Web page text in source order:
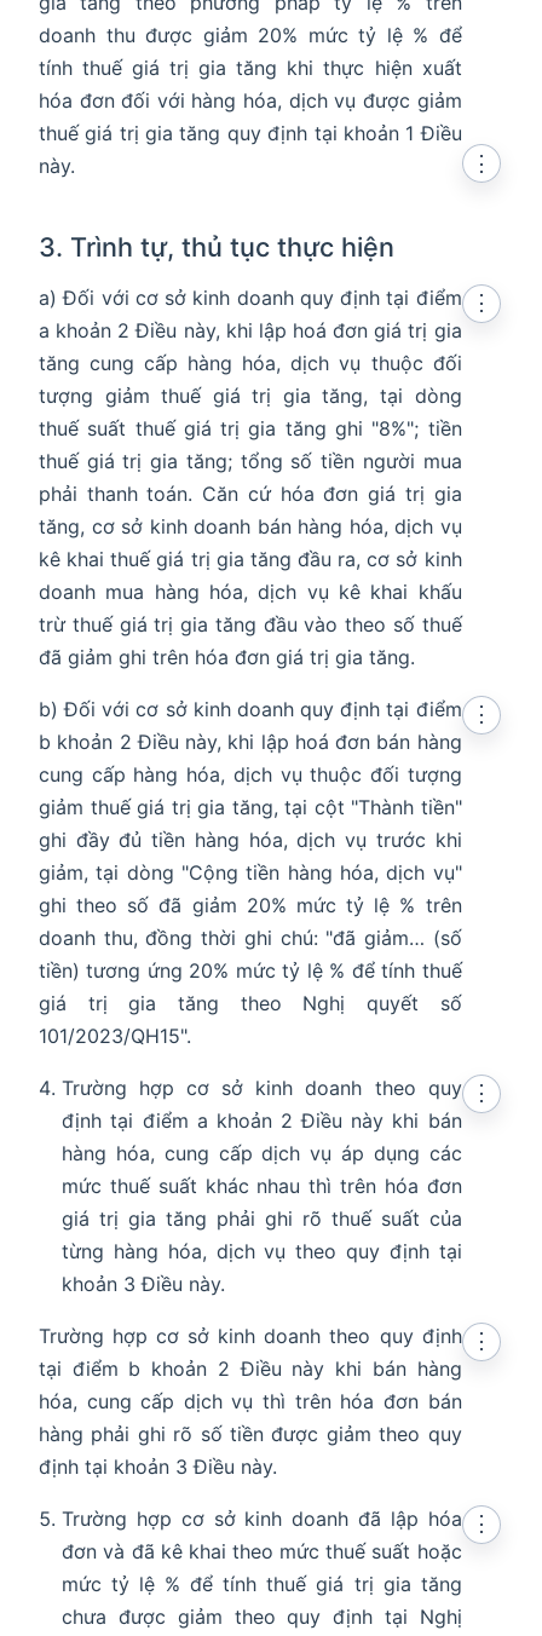
doanh thu được giảm 20% mức tỷ lệ % để
tính thuế giá trị gia tăng khi thực hiện xuất
hóa đơn đối với hàng hóa, dịch vụ được giảm
thuế giá trị gia tăng quy định tại khoản 1 Điều
này.
3. Trình tự, thủ tục thực hiện
⋮
a) Đối với cơ sở kinh doanh quy định tại điểm
a khoản 2 Điều này, khi lập hoá đơn giá trị gia
tăng cung cấp hàng hóa, dịch vụ thuộc đối
tượng giảm thuế giá trị gia tăng, tại dòng
thuế suất thuế giá trị gia tăng ghi "8%"; tiền
thuế giá trị gia tăng; tổng số tiền người mua
phải thanh toán. Căn cứ hóa đơn giá trị gia
tăng, cơ sở kinh doanh bán hàng hóa, dịch vụ
kê khai thuế giá trị gia tăng đầu ra, cơ sở kinh
doanh mua hàng hóa, dịch vụ kê khai khấu
trừ thuế giá trị gia tăng đầu vào theo số thuế
đã giảm ghi trên hóa đơn giá trị gia tăng.
⋮
b) Đối với cơ sở kinh doanh quy định tại điểm
b khoản 2 Điều này, khi lập hoá đơn bán hàng
cung cấp hàng hóa, dịch vụ thuộc đối tượng
giảm thuế giá trị gia tăng, tại cột "Thành tiền"
ghi đầy đủ tiền hàng hóa, dịch vụ trước khi
giảm, tại dòng "Cộng tiền hàng hóa, dịch vụ"
ghi theo số đã giảm 20% mức tỷ lệ % trên
doanh thu, đồng thời ghi chú: "đã giảm… (số
tiền) tương ứng 20% mức tỷ lệ % để tính thuế
giá trị gia tăng theo Nghị quyết số
101/2023/QH15".
⋮
Trường hợp cơ sở kinh doanh theo quy
định tại điểm a khoản 2 Điều này khi bán
hàng hóa, cung cấp dịch vụ áp dụng các
mức thuế suất khác nhau thì trên hóa đơn
giá trị gia tăng phải ghi rõ thuế suất của
từng hàng hóa, dịch vụ theo quy định tại
khoản 3 Điều này.
⋮
Trường hợp cơ sở kinh doanh theo quy định
tại điểm b khoản 2 Điều này khi bán hàng
hóa, cung cấp dịch vụ thì trên hóa đơn bán
hàng phải ghi rõ số tiền được giảm theo quy
định tại khoản 3 Điều này.
⋮
Trường hợp cơ sở kinh doanh đã lập hóa
đơn và đã kê khai theo mức thuế suất hoặc
mức tỷ lệ % để tính thuế giá trị gia tăng
chưa được giảm theo quy định tại Nghị
⋮